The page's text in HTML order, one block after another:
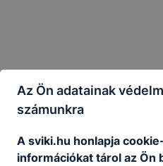
Az Ön adatainak
számunkra
A sviki.hu honlapja
információkat tárol az Ön